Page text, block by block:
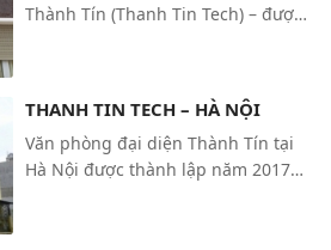
Thành Tín (Thanh Tin Tech) – được
công nghiệp. Đến nay, chúng tôi sở
hữu một đội ngũ kỹ sư trẻ, năng
động, am hiểu ứng dụng, kinh
THANH TIN TECH – HÀ NỘI
Văn phòng đại diện Thành Tín tại
Hà Nội được thành lập năm 2017